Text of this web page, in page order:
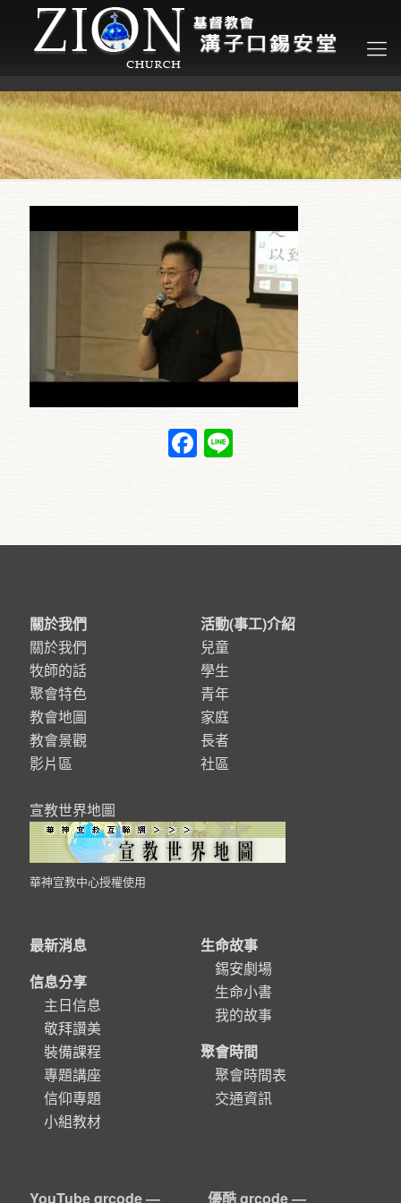
Facebook
關於我們
關於我們
牧師的話
聚會特色
教會地圖
教會景觀
影片區
宣教世界地圖
華神宣教中心授權使用
活動(事工)介紹
兒童
學生
青年
家庭
長者
社區
最新消息
信息分享
主日信息
敬拜讚美
裝備課程
專題講座
信仰專題
小組教材
生命故事
錫安劇場
生命小書
我的故事
聚會時間
聚會時間表
交通資訊
YouTube qrcode — 優酷 qrcode —